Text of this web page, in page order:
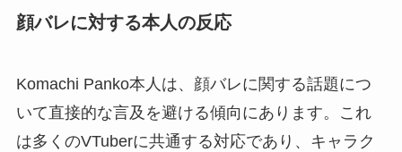
顔バレに対する本人の反応
Komachi Panko本人は、顔バレに関する話題につ
いて直接的な言及を避ける傾向にあります。これ
は多くのVTuberに共通する対応であり、キャラク